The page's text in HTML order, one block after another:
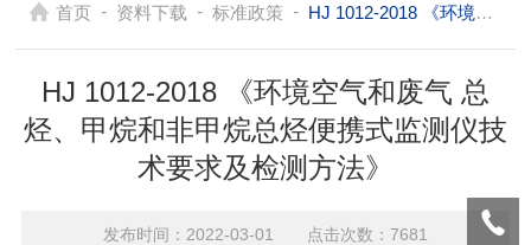
首页 - 资料下载 - 标准政策 - HJ 1012-2018 《环境空气和废气 总烃、甲烷和非甲烷总烃便携式监测仪技 术要求及检测方法》
HJ 1012-2018 《环境空气和废气 总
烃、甲烷和非甲烷总烃便携式监测仪技
术要求及检测方法》
发布时间：2022-03-01 点击次数：7681